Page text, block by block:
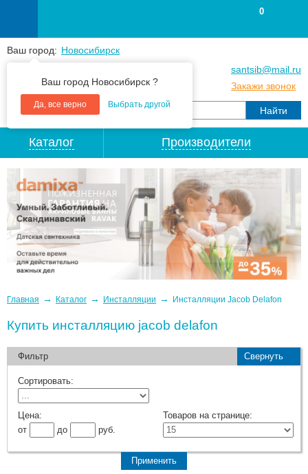
Ваш город: Новосибирск
Ваш город Новосибирск ?
Да, все верно Выбрать другой
+7(383) 213 79 30
santsib@mail.ru
Закажи звонок
0
Каталог Производители
Главная → Каталог → Инсталляции → Инсталляции Jacob Delafon
Купить инсталляцию jacob delafon
Фильтр Свернуть
Сортировать:
Цена:
от
до руб.
Товаров на странице: